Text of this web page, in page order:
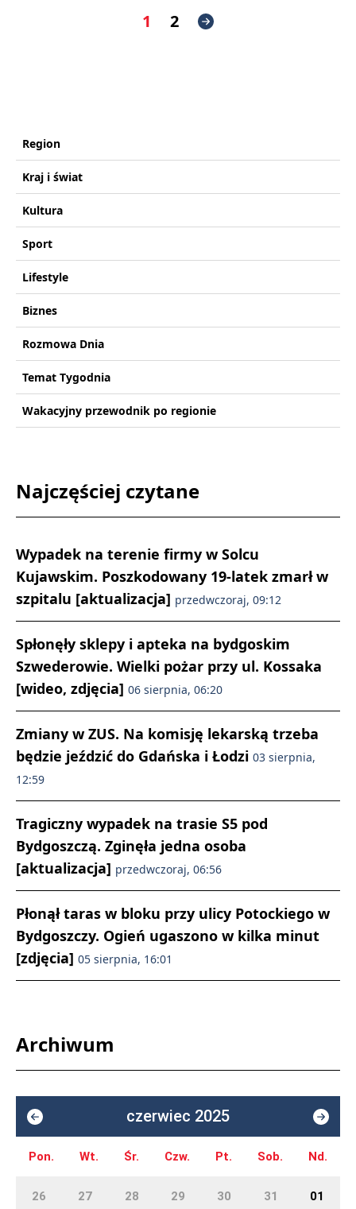
1 2
Region
Kraj i świat
Kultura
Sport
Lifestyle
Biznes
Rozmowa Dnia
Temat Tygodnia
Wakacyjny przewodnik po regionie
Najczęściej czytane
Wypadek na terenie firmy w Solcu
Kujawskim. Poszkodowany 19-latek zmarł w
szpitalu [aktualizacja] przedwczoraj, 09:12
Spłonęły sklepy i apteka na bydgoskim
Szwederowie. Wielki pożar przy ul. Kossaka
[wideo, zdjęcia] 06 sierpnia, 06:20
Zmiany w ZUS. Na komisję lekarską trzeba
będzie jeździć do Gdańska i Łodzi 03 sierpnia,
12:59
Tragiczny wypadek na trasie S5 pod
Bydgoszczą. Zginęła jedna osoba
[aktualizacja] przedwczoraj, 06:56
Płonął taras w bloku przy ulicy Potockiego w
Bydgoszczy. Ogień ugaszono w kilka minut
[zdjęcia] 05 sierpnia, 16:01
Archiwum
czerwiec 2025
Pon. Wt. Śr. Czw. Pt. Sob. Nd.
26 27 28 29 30 31 01